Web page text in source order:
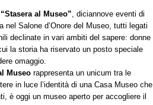
“Stasera al Museo” , diciannove eventi di
Salone d’Onore del Museo, tutti legati
declinate in vari ambiti del sapere: donne
la storia ha riservato un posto speciale
omaggio.
Museo rappresenta un unicum tra le
in luce l’identità di una Casa Museo che,
è oggi un museo aperto per accogliere il